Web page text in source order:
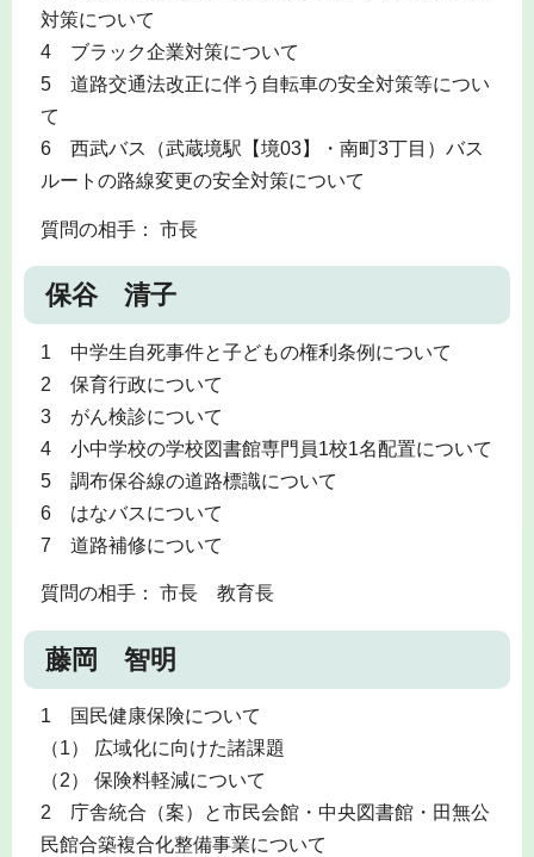
対策について
4 ブラック企業対策について
5 道路交通法改正に伴う自転車の安全対策等につい
て
6 西武バス（武蔵境駅【境03】・南町3丁目）バス
ルートの路線変更の安全対策について
質問の相手： 市長
保谷 清子
1 中学生自死事件と子どもの権利条例について
2 保育行政について
3 がん検診について
4 小中学校の学校図書館専門員1校1名配置について
5 調布保谷線の道路標識について
6 はなバスについて
7 道路補修について
質問の相手： 市長 教育長
藤岡 智明
1 国民健康保険について
（1） 広域化に向けた諸課題
（2） 保険料軽減について
2 庁舎統合（案）と市民会館・中央図書館・田無公
民館合築複合化整備事業について